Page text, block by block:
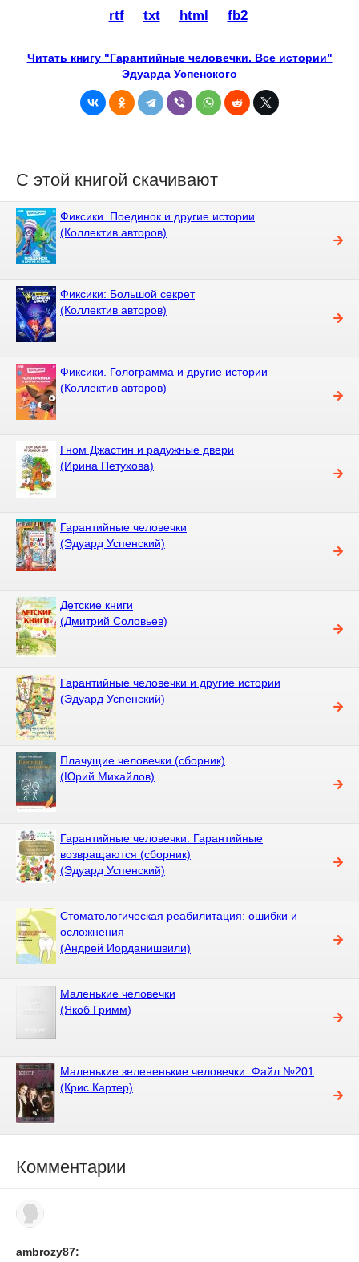
rtf txt html fb2
Читать книгу "Гарантийные человечки. Все истории"
Эдуарда Успенского
С этой книгой скачивают
Фиксики. Поединок и другие истории
(Коллектив авторов)
Фиксики: Большой секрет
(Коллектив авторов)
Фиксики. Голограмма и другие истории
(Коллектив авторов)
Гном Джастин и радужные двери
(Ирина Петухова)
Гарантийные человечки
(Эдуард Успенский)
Детские книги
(Дмитрий Соловьев)
Гарантийные человечки и другие истории
(Эдуард Успенский)
Плачущие человечки (сборник)
(Юрий Михайлов)
Гарантийные человечки. Гарантийные
возвращаются (сборник)
(Эдуард Успенский)
Стоматологическая реабилитация: ошибки и
осложнения
(Андрей Иорданишвили)
Маленькие человечки
(Якоб Гримм)
Маленькие зелененькие человечки. Файл №201
(Крис Картер)
Комментарии
ambrozy87: